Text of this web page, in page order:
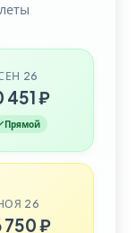
26
451 ₽
Прямой
26
750 ₽